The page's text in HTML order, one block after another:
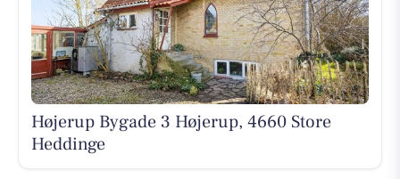
Højerup Bygade 3 Højerup, 4660 Store
Heddinge